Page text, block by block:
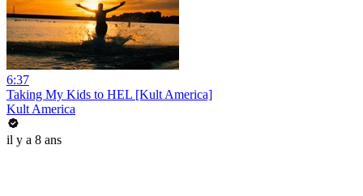
6:37
Taking My Kids to HEL [Kult America]
Kult America
il y a 8 ans